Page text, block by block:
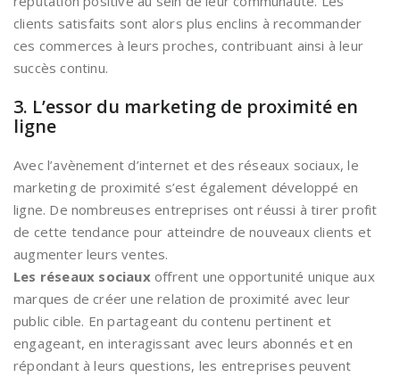
clients satisfaits sont alors plus enclins à recommander
ces commerces à leurs proches, contribuant ainsi à leur
succès continu.
3. L’essor du marketing de proximité en
ligne
Avec l’avènement d’internet et des réseaux sociaux, le
marketing de proximité s’est également développé en
ligne. De nombreuses entreprises ont réussi à tirer profit
de cette tendance pour atteindre de nouveaux clients et
augmenter leurs ventes.
Les réseaux sociaux offrent une opportunité unique aux
marques de créer une relation de proximité avec leur
public cible. En partageant du contenu pertinent et
engageant, en interagissant avec leurs abonnés et en
répondant à leurs questions, les entreprises peuvent